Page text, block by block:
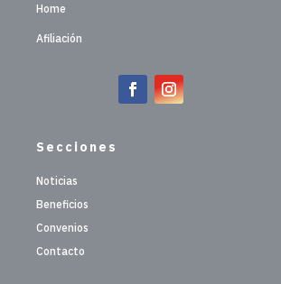
Home
Afiliación
Secciones
Noticias
Beneficios
Convenios
Contacto